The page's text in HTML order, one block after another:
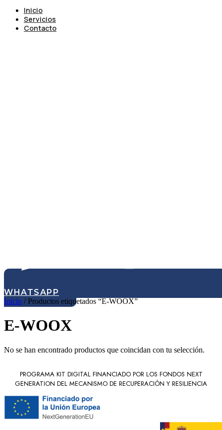
Inicio
Servicios
Contacto
WHATSAPP
Inicio / Productos etiquetados “E-WOOX”
E-WOOX
No se han encontrado productos que coincidan con tu selección.
PROGRAMA KIT DIGITAL FINANCIADO POR LOS FONDOS NEXT
GENERATION DEL MECANISMO DE RECUPERACIÓN Y RESILIENCIA